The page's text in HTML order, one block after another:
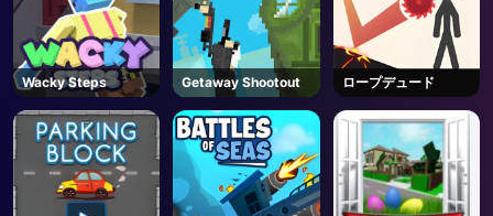
Wacky Steps Getaway Shootout ロープデュード